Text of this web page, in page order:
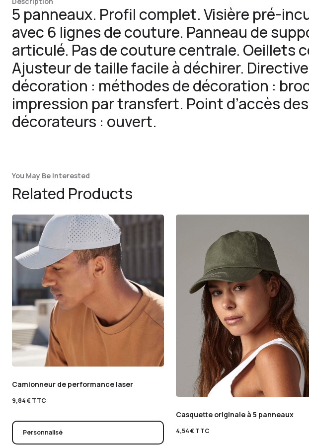
5 panneaux. Profil complet. Visière pré-
avec 6 lignes de couture. Panneau de
articulé. Pas de couture centrale. Oeillets
Ajusteur de taille facile à déchirer.
décoration : méthodes de décoration :
impression par transfert. Point d’accès des
décorateurs : ouvert.
You May Be Interested
Related Products
Camionneur de performance laser
9,84€TTC
Personnalisé
Casquette originale à 5 panneaux
4,54€TTC